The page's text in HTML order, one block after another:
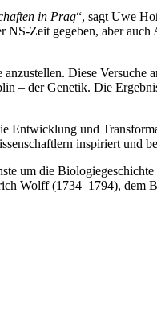
in Prag“, sagt Uwe
Zeit gegeben, aber
Diese Versuche
– der Genetik. Die
Entwicklung und
inspiriert und
um die Biologiegeschichte
Wolff (1734–1794), dem